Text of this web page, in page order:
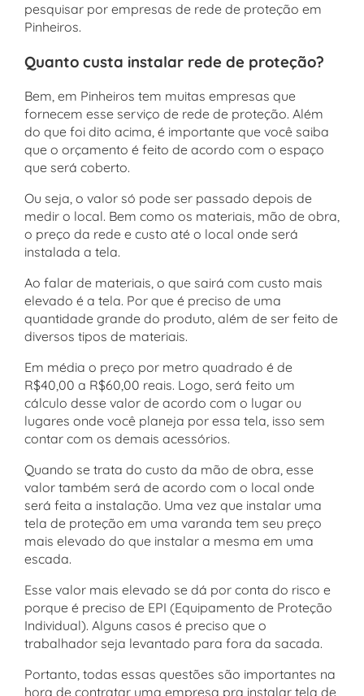
pesquisar por empresas de rede de proteção em
Pinheiros.
Quanto custa instalar rede de proteção?
Bem, em Pinheiros tem muitas empresas que
fornecem esse serviço de rede de proteção. Além
do que foi dito acima, é importante que você saiba
que o orçamento é feito de acordo com o espaço
que será coberto.
Ou seja, o valor só pode ser passado depois de
medir o local. Bem como os materiais, mão de obra,
o preço da rede e custo até o local onde será
instalada a tela.
Ao falar de materiais, o que sairá com custo mais
elevado é a tela. Por que é preciso de uma
quantidade grande do produto, além de ser feito de
diversos tipos de materiais.
Em média o preço por metro quadrado é de
R$40,00 a R$60,00 reais. Logo, será feito um
cálculo desse valor de acordo com o lugar ou
lugares onde você planeja por essa tela, isso sem
contar com os demais acessórios.
Quando se trata do custo da mão de obra, esse
valor também será de acordo com o local onde
será feita a instalação. Uma vez que instalar uma
tela de proteção em uma varanda tem seu preço
mais elevado do que instalar a mesma em uma
escada.
Esse valor mais elevado se dá por conta do risco e
porque é preciso de EPI (Equipamento de Proteção
Individual). Alguns casos é preciso que o
trabalhador seja levantado para fora da sacada.
Portanto, todas essas questões são importantes na
hora de contratar uma empresa pra instalar tela de